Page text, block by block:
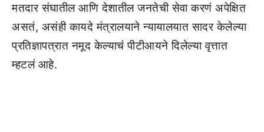
मतदार संघातील आणि देशातील जनतेची सेवा करणं अपेक्षित
असतं, असंही कायदे मंत्रालयाने न्यायालयात सादर केलेल्या
प्रतिज्ञापत्रात नमूद केल्याचं पीटीआयने दिलेल्या वृत्तात
म्हटलं आहे.